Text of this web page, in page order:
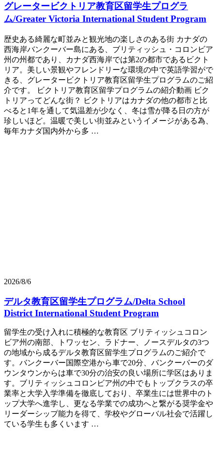
グレータービクトリア教育区留学生プログラ
ム/Greater Victoria International Student Program
歴史ある綺麗な町並みと観光地の楽しさのある街 カナダの
西海岸バンクーバー島にある、ブリティッシュ・コロンビア
州の州都であり、カナダ西海岸では第2の都市であるビクト
リア。美しい景観やフレンドリーな環境の中で英語学習がで
きる、グレータービクトリア教育区留学生プログラムのご紹
介です。 ビクトリア教育区留学プログラムの紹介動画 ビク
トリアってどんな街？ ビクトリアはカナダの他の都市と比
べると1年を通して気温差が少なく、冬は雪が降る日の方が
珍しいほど。温暖で美しい街並みというイメージがある為、
毎年カナダ国内外から多 …
2026/8/6
デルタ教育区留学生プログラム/Delta School
District International Student Program
留学生の受け入れに積極的な教育区 ブリティッシュコロン
ビア州の南部、トワッセン、ラドナー、ノースデルタの3つ
の地域から成るデルタ教育区留学生プログラムのご紹介で
す。バンクーバー国際空港から車で20分、バンクーバーのダ
ウンタウンからは車で30分の治安の良い場所に学区はありま
す。ブリティッシュコロンビア州の中でもトップクラスの卒
業率と大学入学準備を徹底しており、卒業生には世界中のト
ップ大学へ進学し、更なる学業での成功へと繋がる奨学金や
リーダーシップ能力を得て、学校やグローバル社会で活躍し
ている学生も多くいます …